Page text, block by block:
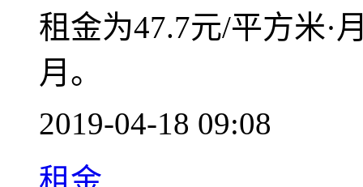
租金为47.7元/平方米·
月。
2019-04-18 09:08
租金